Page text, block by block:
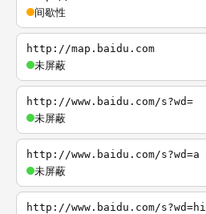
间歇性
http://map.baidu.com
未屏蔽
http://www.baidu.com/s?wd=
未屏蔽
http://www.baidu.com/s?wd=a
未屏蔽
http://www.baidu.com/s?wd=hi